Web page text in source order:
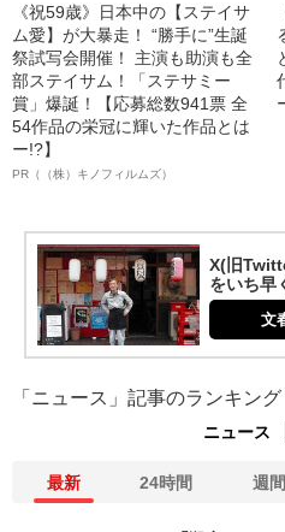
《祝59歳》日本中の【ステイサ
ム愛】が大暴走！ “勝手に”生誕
祭試写会開催！ 主演も助演も全
部ステイサム！「ステサミー
賞」爆誕！【応募総数941票 全
54作品の栄冠に輝いた作品とは
ー!?】
PR（（株）キノフィルムズ）
X(旧
をいち早
文
「ニュース」記事のランキング
ニュース
最新 24時間 週間